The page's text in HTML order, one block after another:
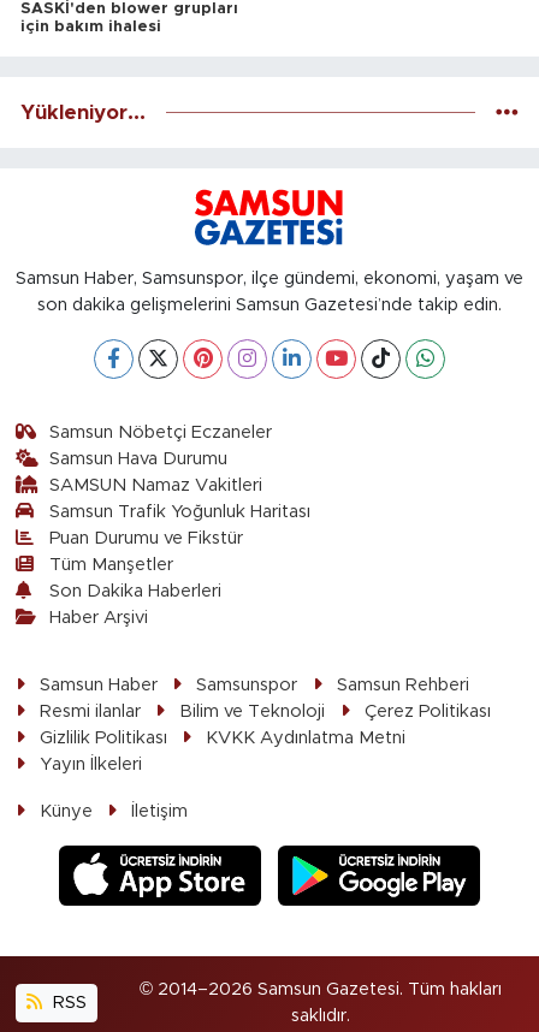
SASKİ'den blower grupları
için bakım ihalesi
Yükleniyor...
Samsun Haber, Samsunspor, ilçe gündemi, ekonomi, yaşam ve
son dakika gelişmelerini Samsun Gazetesi’nde takip edin.
Samsun Nöbetçi Eczaneler
Samsun Hava Durumu
SAMSUN Namaz Vakitleri
Samsun Trafik Yoğunluk Haritası
Puan Durumu ve Fikstür
Tüm Manşetler
Son Dakika Haberleri
Haber Arşivi
Samsun Haber Samsunspor
Samsun Rehberi
Resmi ilanlar
Bilim ve Teknoloji
Çerez Politikası
Gizlilik Politikası
KVKK Aydınlatma Metni
Yayın İlkeleri
Künye İletişim
RSS
© 2014–2026 Samsun Gazetesi. Tüm hakları
saklıdır.